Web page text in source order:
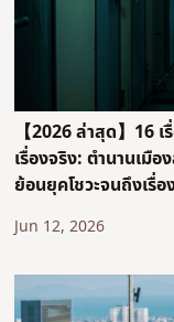
【2026 ล่าสุด】16
เรื่องจริง: ตำนานเมือ
ย้อนยุคโชวะจนถึงเรื่อ
Jun 12, 2026